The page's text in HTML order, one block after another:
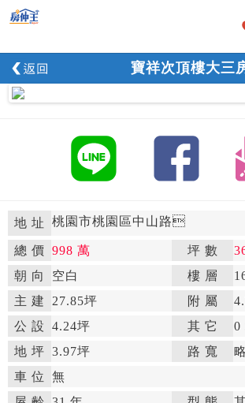
寶祥次頂樓大三
地 址 桃園市桃園區中山路
總 價 998 萬 坪 數
朝 向
空白 樓 層
主 建
27.85坪 附 屬
公 設
4.24坪 其 它
0
地 坪 3.97坪 路 寬
略
車 位
無